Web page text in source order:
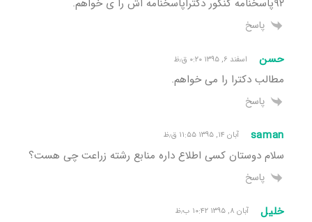
۹۲پاسخنامه کنکور دکتراپاسخنامه اش را ی خواهم.
پاسخ
حسن اسفند ۶, ۱۳۹۵ ۰:۲۰ ق٫ظ
مطالب دکترا را می خواهم.
پاسخ
saman آبان ۱۴, ۱۳۹۵ ۱۱:۵۵ ق٫ظ
سلام دوستان کسی اطلاع داره منابع رشته زراعت چی هست؟
پاسخ
خلیل آبان ۸, ۱۳۹۵ ۱۰:۴۲ ب٫ظ